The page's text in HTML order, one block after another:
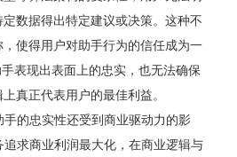
数据得出特定建议或决策。这种不
使得用户对助手行为的信任成为一
表现出表面上的忠实，也无法确保
真正代表用户的最佳利益。
的忠实性还受到商业驱动力的影
求商业利润最大化，在商业逻辑与